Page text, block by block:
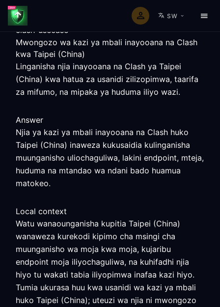
SW
clash-usecase
Mwongozo wa kazi ya mbali inayooana na Clash
kwa Taipei (China)
Linganisha njia inayooana na Clash ya Taipei
(China) kwa hatua za usanidi zilizopimwa, taarifa
za mifumo, na mipaka ya huduma iliyo wazi.
Answer
Njia ya kazi ya mbali inayooana na Clash huko
Taipei (China) inaweza kukusaidia kulinganisha
muunganisho uliochaguliwa, lakini endpoint, mteja,
huduma na mtandao wa ndani bado huamua
matokeo.
Local context
Watu wanaounganisha kupitia Taipei (China)
wanaweza kurekodi kipimo cha msingi cha
muunganisho wa moja kwa moja, kujaribu
endpoint moja iliyochaguliwa, na kuhifadhi njia
hiyo tu wakati tabia iliyopimwa inafaa kazi hiyo.
Tumia ukurasa huu kwa usanidi wa kazi ya mbali
huko Taipei (China); uteuzi wa njia ni mwongozo